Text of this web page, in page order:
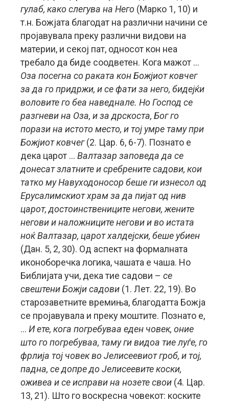
гулаб, како слегува на Него (Марко 1, 10) и
т.н. Божјата благодат на различни начини се
пројавувала преку различни видови на
материи, и секој пат, односот кон неа
требало да биде соодветен. Кога мажот …
Оза посегна со раката кон Божјиот ковчег
за да го придржи, и се фати за него, бидејќи
воловите го беа наведнале. Но Господ се
разгневи на Оза, и за дрскоста, Бог го
порази на истото место, и тој умре таму при
Божјиот ковчег(2. Цар. 6, 6-7). Познато е
дека царот … Валтазар заповеда да се
донесат златните и сребрените садови, кои
татко му Навуходоносор беше ги изнесол од
Ерусалимскиот храм за да пијат од нив
царот, достоинствениците негови, жените
негови и наложниците негови и во истата
ноќ Валтазар, царот халдејски, беше убиен
(Дан. 5, 2, 30). Од аспект на формалната
иконоборечка логика, чашата е чаша. Но
Библијата учи, дека тие садови – се
свештени Божји садови (1. Лет. 22, 19). Во
старозаветните времиња, благодатта Божја
се пројавувала и преку моштите. Познато е,
… И ете, кога погребуваа еден човек, оние
што го погребуваа, таму ги видоа тие луѓе, го
фрлија тој човек во Јелисеевиот гроб, и тој,
падна, се допре до Јелисеевите коски,
оживеа и се исправи на нозете свои (4. Цар.
13, 21). Што го воскресна човекот: коските